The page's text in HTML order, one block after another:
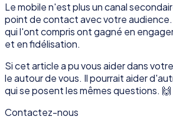
Le mobile n'est plus un canal
point de contact avec votre
qui l'ont compris ont gagné en
et en fidélisation.
Si cet article a pu vous aider dans
le autour de vous. Il pourrait aider
qui se posent les mêmes questions. 🙌
Contactez-nous